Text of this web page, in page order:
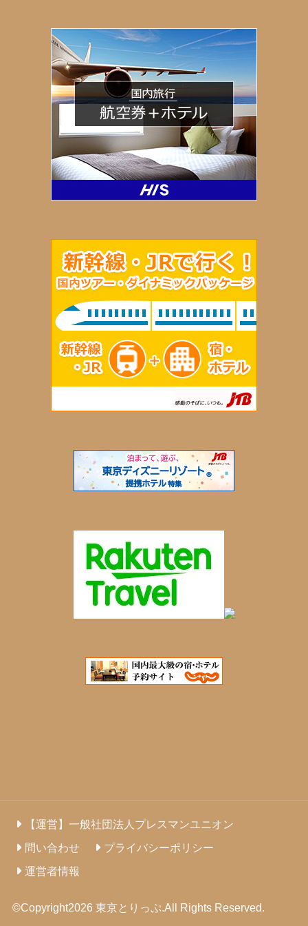
【運営】一般社団法人プレスマンユニオン
問い合わせ
プライバシーポリシー
運営者情報
©Copyright2026 東京とりっぷ.All Rights Reserved.